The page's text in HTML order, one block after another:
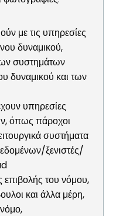
με τις υπηρεσίες
δυναμικού,
συστημάτων
δυναμικού και των
υπηρεσίες
όπως πάροχοι
συστήματα
ξενιστές/
επιβολής του νόμου,
και άλλα μέρη,